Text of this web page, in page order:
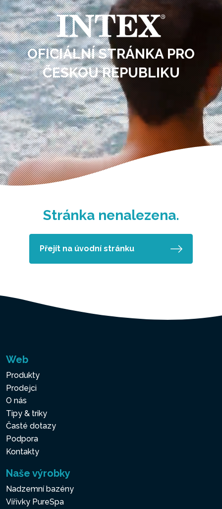
OFICIÁLNÍ STRÁNKA PRO
ČESKOU REPUBLIKU
Stránka nenalezena.
Přejít na úvodní stránku
Web
Produkty
Prodejci
O nás
Tipy & triky
Časté dotazy
Podpora
Kontakty
Naše výrobky
Nadzemní bazény
Vířivky PureSpa